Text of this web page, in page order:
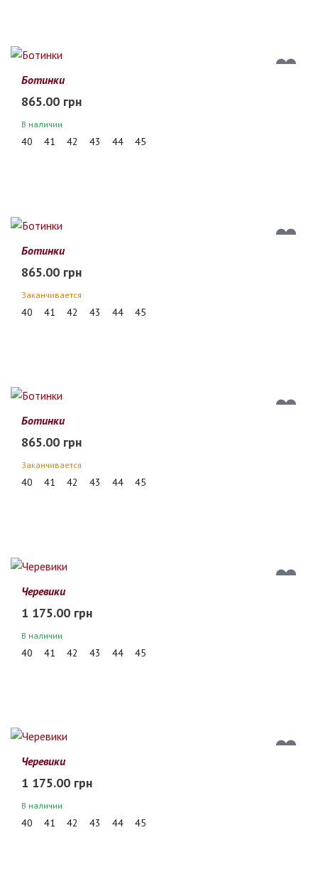
Ботинки
865.00 грн
В наличии
40 41 42 43 44 45
Ботинки
865.00 грн
Заканчивается
40 41 42 43 44 45
Ботинки
865.00 грн
Заканчивается
40 41 42 43 44 45
Черевики
1 175.00 грн
В наличии
40 41 42 43 44 45
Черевики
1 175.00 грн
В наличии
40 41 42 43 44 45